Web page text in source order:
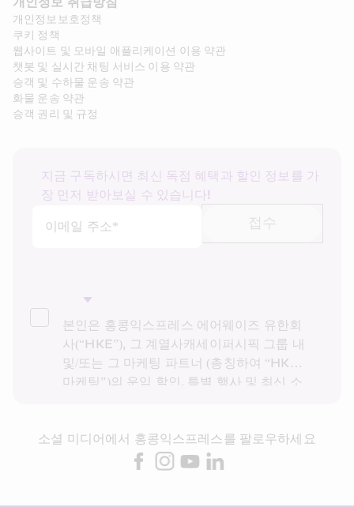
개인정보보호정책
쿠키 정책
웹사이트 및 모바일 애플리케이션 이용 약관
챗봇 및 실시간 채팅 서비스 이용 약관
승객 및 수하물 운송 약관
화물 운송 약관
승객 권리 및 규정
지금 구독하시면 최신 독점 혜택과 할인 정보를 가
장 먼저 받아보실 수 있습니다!
이메일 주소*
접수
본인은 홍콩익스프레스 에어웨이즈 유한회
사(“HKE”), 그 계열사캐세이퍼시픽 그룹 내
및/또는 그 마케팅 파트너 (총칭하여 “HKE
마케팅”)의 운임 할인, 특별 행사 및 최신 소
케팅이 다이렉트 마케팅을 위해 상기 개인정
보 및 과거 거래 기록을 사용하는 것에 동의
소셜 미디어에서 홍콩익스프레스를 팔로우하세요